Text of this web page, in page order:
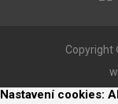
Copyright
Nastavení cookies: